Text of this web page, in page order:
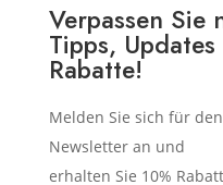
Verpassen Sie
Tipps,
Rabatte!
Melden Sie sich für den
Newsletter an und
erhalten Sie 10% Rabatt